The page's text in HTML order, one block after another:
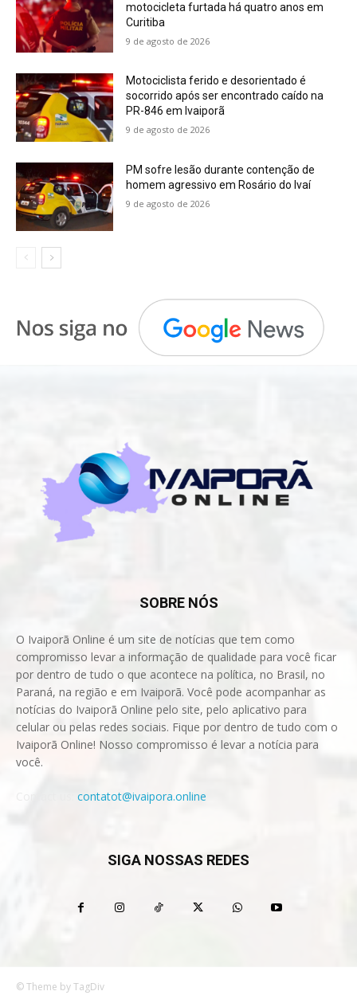
motocicleta furtada há quatro anos em
Curitiba
9 de agosto de 2026
Motociclista ferido e desorientado é
socorrido após ser encontrado caído na
PR-846 em Ivaiporã
9 de agosto de 2026
PM sofre lesão durante contenção de
homem agressivo em Rosário do Ivaí
9 de agosto de 2026
SOBRE NÓS
O Ivaiporã Online é um site de notícias que tem como
compromisso levar a informação de qualidade para você ficar
por dentro de tudo o que acontece na política, no Brasil, no
Paraná, na região e em Ivaiporã. Você pode acompanhar as
notícias do Ivaiporã Online pelo site, pelo aplicativo para
celular ou pelas redes sociais. Fique por dentro de tudo com o
Ivaiporã Online! Nosso compromisso é levar a notícia para
você.
contatot@ivaipora.online
SIGA NOSSAS REDES
© Theme by TagDiv